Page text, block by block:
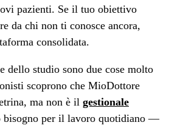
pazienti. Se il tuo obiettivo
da chi non ti conosce ancora,
consolidata.
dello studio sono due cose molto
scoprono che MioDottore
ma non è il gestionale
bisogno per il lavoro quotidiano —